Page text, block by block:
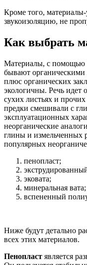
Кроме того,
звукоизоляцию, не
Как выбрать
Материалы, с помощью
бывают
плюс органических
экологичны. Речь идет
сухих листьях и
предки смешивали с
эксплуатационных
неорганические
глины и измельченных
популярных
пенопласт;
эковата;
минеральная вата;
вспененный
Ниже будут детально
всех этих материалов.
Пенопласт является